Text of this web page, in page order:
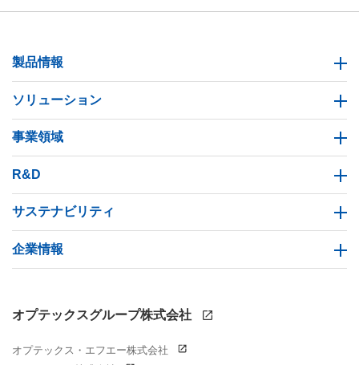
製品情報
ソリューション
事業領域
R&D
サステナビリティ
企業情報
オプテックスグループ株式会社
オプテックス・エフエー株式会社